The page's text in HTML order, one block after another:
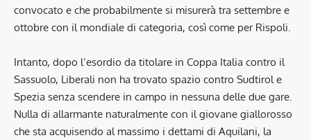
convocato e che probabilmente si misurerà tra settembre e
ottobre con il mondiale di categoria, così come per Rispoli.
Intanto, dopo l’esordio da titolare in Coppa Italia contro il
Sassuolo, Liberali non ha trovato spazio contro Sudtirol e
Spezia senza scendere in campo in nessuna delle due gare.
Nulla di allarmante naturalmente con il giovane giallorosso
che sta acquisendo al massimo i dettami di Aquilani, la